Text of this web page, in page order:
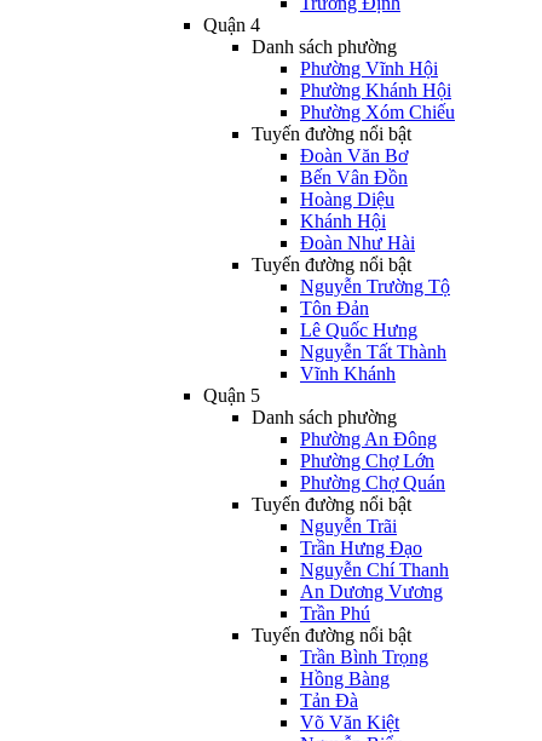
Quận 4
Danh sách phường
Phường Vĩnh Hội
Phường Khánh Hội
Phường Xóm Chiếu
Tuyến đường nổi bật
Đoàn Văn Bơ
Bến Vân Đồn
Hoàng Diệu
Khánh Hội
Đoàn Như Hài
Tuyến đường nổi bật
Nguyễn Trường Tộ
Tôn Đản
Lê Quốc Hưng
Nguyễn Tất Thành
Vĩnh Khánh
Quận 5
Danh sách phường
Phường An Đông
Phường Chợ Lớn
Phường Chợ Quán
Tuyến đường nổi bật
Nguyễn Trãi
Trần Hưng Đạo
Nguyễn Chí Thanh
An Dương Vương
Trần Phú
Tuyến đường nổi bật
Trần Bình Trọng
Hồng Bàng
Tản Đà
Võ Văn Kiệt